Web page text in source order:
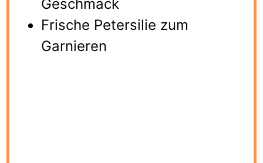
Geschmack
Frische Petersilie zum
Garnieren